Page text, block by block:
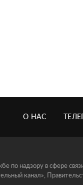
О НАС
надзору в сфере
канал»,